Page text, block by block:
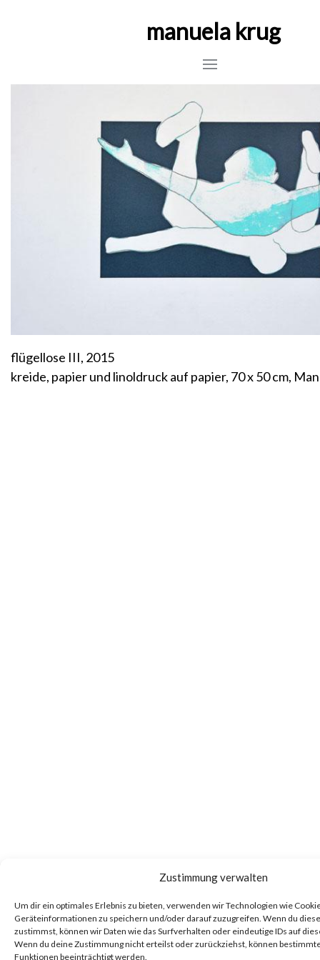
Zustimmung verwalten
Um dir ein optimales Erlebnis zu bieten, verwenden wir Technologien wie
Geräteinformationen zu speichern und/oder darauf zuzugreifen. Wenn du
zustimmst, können wir Daten wie das Surfverhalten oder eindeutige IDs auf
Wenn du deine Zustimmung nicht erteilst oder zurückziehst, können
Funktionen beeinträchtigt werden.
manuela krug
flügellose III, 2015
kreide, papier und linoldruck auf papier, 70 x 50 cm,